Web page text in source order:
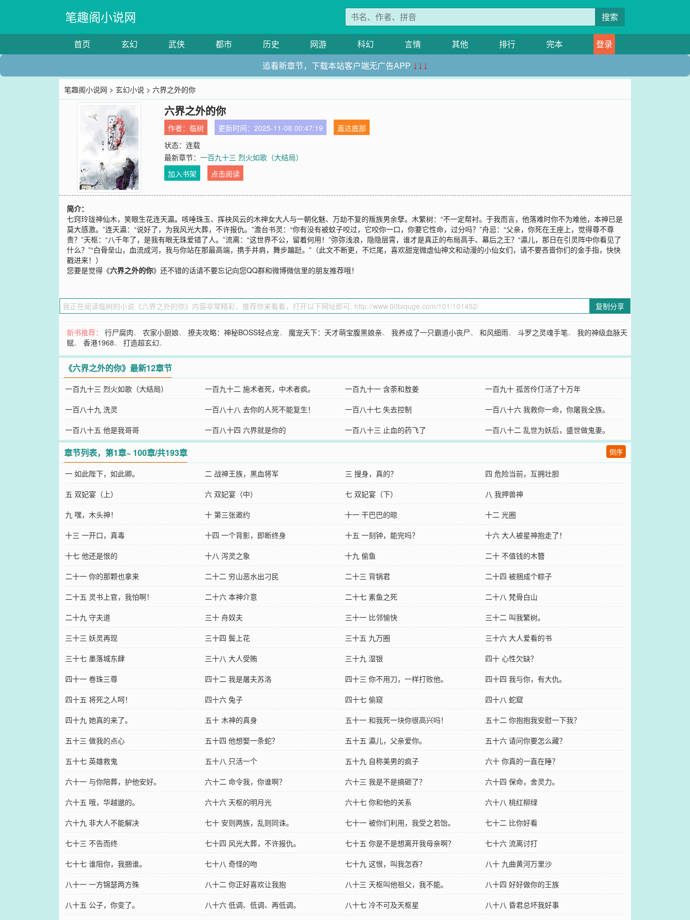
笔趣阁小说网 搜索
首页 玄幻 武侠 都市 历史 网游 科幻 言情 其他 排行 完本
登录
追看新章节，下载本站客户端无广告APP ↓↓↓
笔趣阁小说网 >玄幻小说 > 六界之外的你
六界之外的你
作者： 临树 更新时间：2025-11-08 00:47:19
直达底部
状态：连载
最新章节：一百九十三 烈火如歌（大结局）
加入书架
点击阅读
简介：
七窍玲珑神仙木，笑眼生花连天瀛。咳唾珠玉、挥袂风云的木神女大人与一朝化魅、万劫不复的叛族男余孽。木繁树：“不一定帮衬。于我而言，他落难时你不为难他，本神已是
莫大感激。”连天瀛：“说好了，为我风光大葬，不许报仇。”澹台书灵：“你有没有被蚊子咬过，它咬你一口，你要它性命，过分吗？”舟忌：“父亲，你死在王座上，觉得尊不尊
贵？”天枢：“八千年了，是我有眼无珠爱错了人。”流离：“这世界不公，留着何用！”弥弥浅浪，隐隐层霄，谁才是真正的布局高手、幕后之王？“瀛儿，那日在引灵阵中你看见了
什么？”“白骨垒山，血流成河，我与你站在那最高端，携手并肩，舞步蹁跹。”（此文不断更，不烂尾，喜欢甜宠微虐仙神文和动漫的小仙女们，请不要吝啬你们的金手指，快快
戳进来！）
您要是觉得《六界之外的你》还不错的话请不要忘记向您QQ群和微博微信里的朋友推荐哦！
复制分享
新书推荐：行尸腐肉、农家小厨娘、撩夫攻略：神秘BOSS轻点宠、 魔宠天下：天才萌宝腹黑娘亲、我养成了一只霸道小丧尸、和风细雨、斗罗之灵魂手笔、我的神级血脉天
赋、香港1968、打造超玄幻、
《六界之外的你》最新12章节
一百九十三 烈火如歌（大结局） 一百九十二 施术者死，中术者疯。 一百九十一 含荼和敖姜
一百九十 孤苦伶仃活了十万年
一百八十九 洗灵
一百八十八 去你的人死不能复生！ 一百八十七 失去控制
一百八十六 我救你一命，你屠我全族。
一百八十五 他是我哥哥
一百八十四 六界就是你的 一百八十三 止血的药飞了 一百八十二 乱世为妖后，盛世做鬼妻。
章节列表，第1章~ 100章/共193章 倒序
一 如此陛下，如此卿。 二 战神王族，黑血将军 三 搜身，真的？
四 危险当前，互拥壮胆
五 双妃宴（上）
六 双妃宴（中） 七 双妃宴（下）
八 我押兽神
九 嘿，木头神！
十 第三张邀约 十一 干巴巴的晾
十二 光圈
十三 一开口，真毒
十四 一个背影，即断终身 十五 一刻钟，能完吗？
十六 大人被星神抱走了！
十七 他还是恨的
十八 泻灵之象 十九 偷鱼
二十 不值钱的木簪
二十一 你的那颗也拿来
二十二 穷山恶水出刁民 二十三 背锅君
二十四 被捆成个粽子
二十五 灵书上官，我怕啊！
二十六 本神介意 二十七 素鱼之死
二十八 梵骨白山
二十九 守夫道
三十 舟奴夫 三十一 比邻愉快
三十二 叫我繁树。
三十三 妖灵再现
三十四 鬓上花 三十五 九万圈
三十六 大人爱看的书
三十七 墨落城东肆
三十八 大人受贿 三十九 湿银
四十 心性欠缺？
四十一 卷珠三尊
四十二 我是屠夫苏洛 四十三 你不用刀，一样打败他。
四十四 我与你，有大仇。
四十五 将死之人呵！
四十六 兔子 四十七 偷窥
四十八 蛇窟
四十九 她真的来了。
五十 木神的真身 五十一 和我死一块你很高兴吗！
五十二 你抱抱我安慰一下我？
五十三 做我的点心
五十四 他想娶一条蛇？ 五十五 瀛儿，父亲爱你。
五十六 请问你要怎么藏？
五十七 英雄救鬼
五十八 只活一个 五十九 自称美男的疯子
六十 你真的一直在睡？
六十一 与你陪葬，护他安好。
六十二 命令我，你谁啊？ 六十三 我是不是搞砸了？
六十四 保命，舍灵力。
六十五 哦，华越邈的。
六十六 天枢的明月光 六十七 你和他的关系
六十八 桃红柳绿
六十九 非大人不能解决
七十 安则两族，乱则同诛。 七十一 被你们利用，我受之若饴。
七十二 比你好看
七十三 不告而终
七十四 风光大葬，不许报仇。 七十五 你是不是想离开我母亲啊？
七十六 流离讨打
七十七 谁阻你，我捆谁。
七十八 奇怪的吻 七十九 这恨，叫我怎吞？
八十 九曲黄河万里沙
八十一 一方锦瑟两方殊
八十二 你正好喜欢让我抱 八十三 天枢叫他祖父，我不能。
八十四 好好做你的王族
八十五 公子，你变了。
八十六 低调、低调、再低调。 八十七 冷不可及天枢星
八十八 昏君总坏我好事